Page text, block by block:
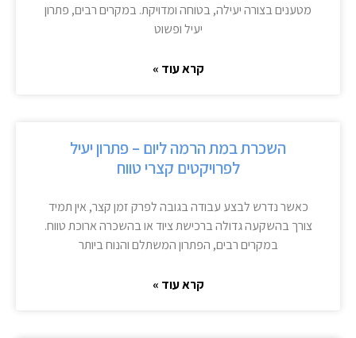
מטענים בצורה יעילה, בטוחה ומדויקת. במקרים רבים, פתרון
יעיל ופשוט
קרא עוד »
השכרת במת הרמה ליום – פתרון יעיל
לפרויקטים קצרי טווח
כאשר נדרש לבצע עבודה בגובה לפרק זמן קצר, אין תמיד
צורך בהשקעה גדולה ברכישת ציוד או בהשכרה ארוכת טווח.
במקרים רבים, הפתרון המשתלם והנוח ביותר
קרא עוד »